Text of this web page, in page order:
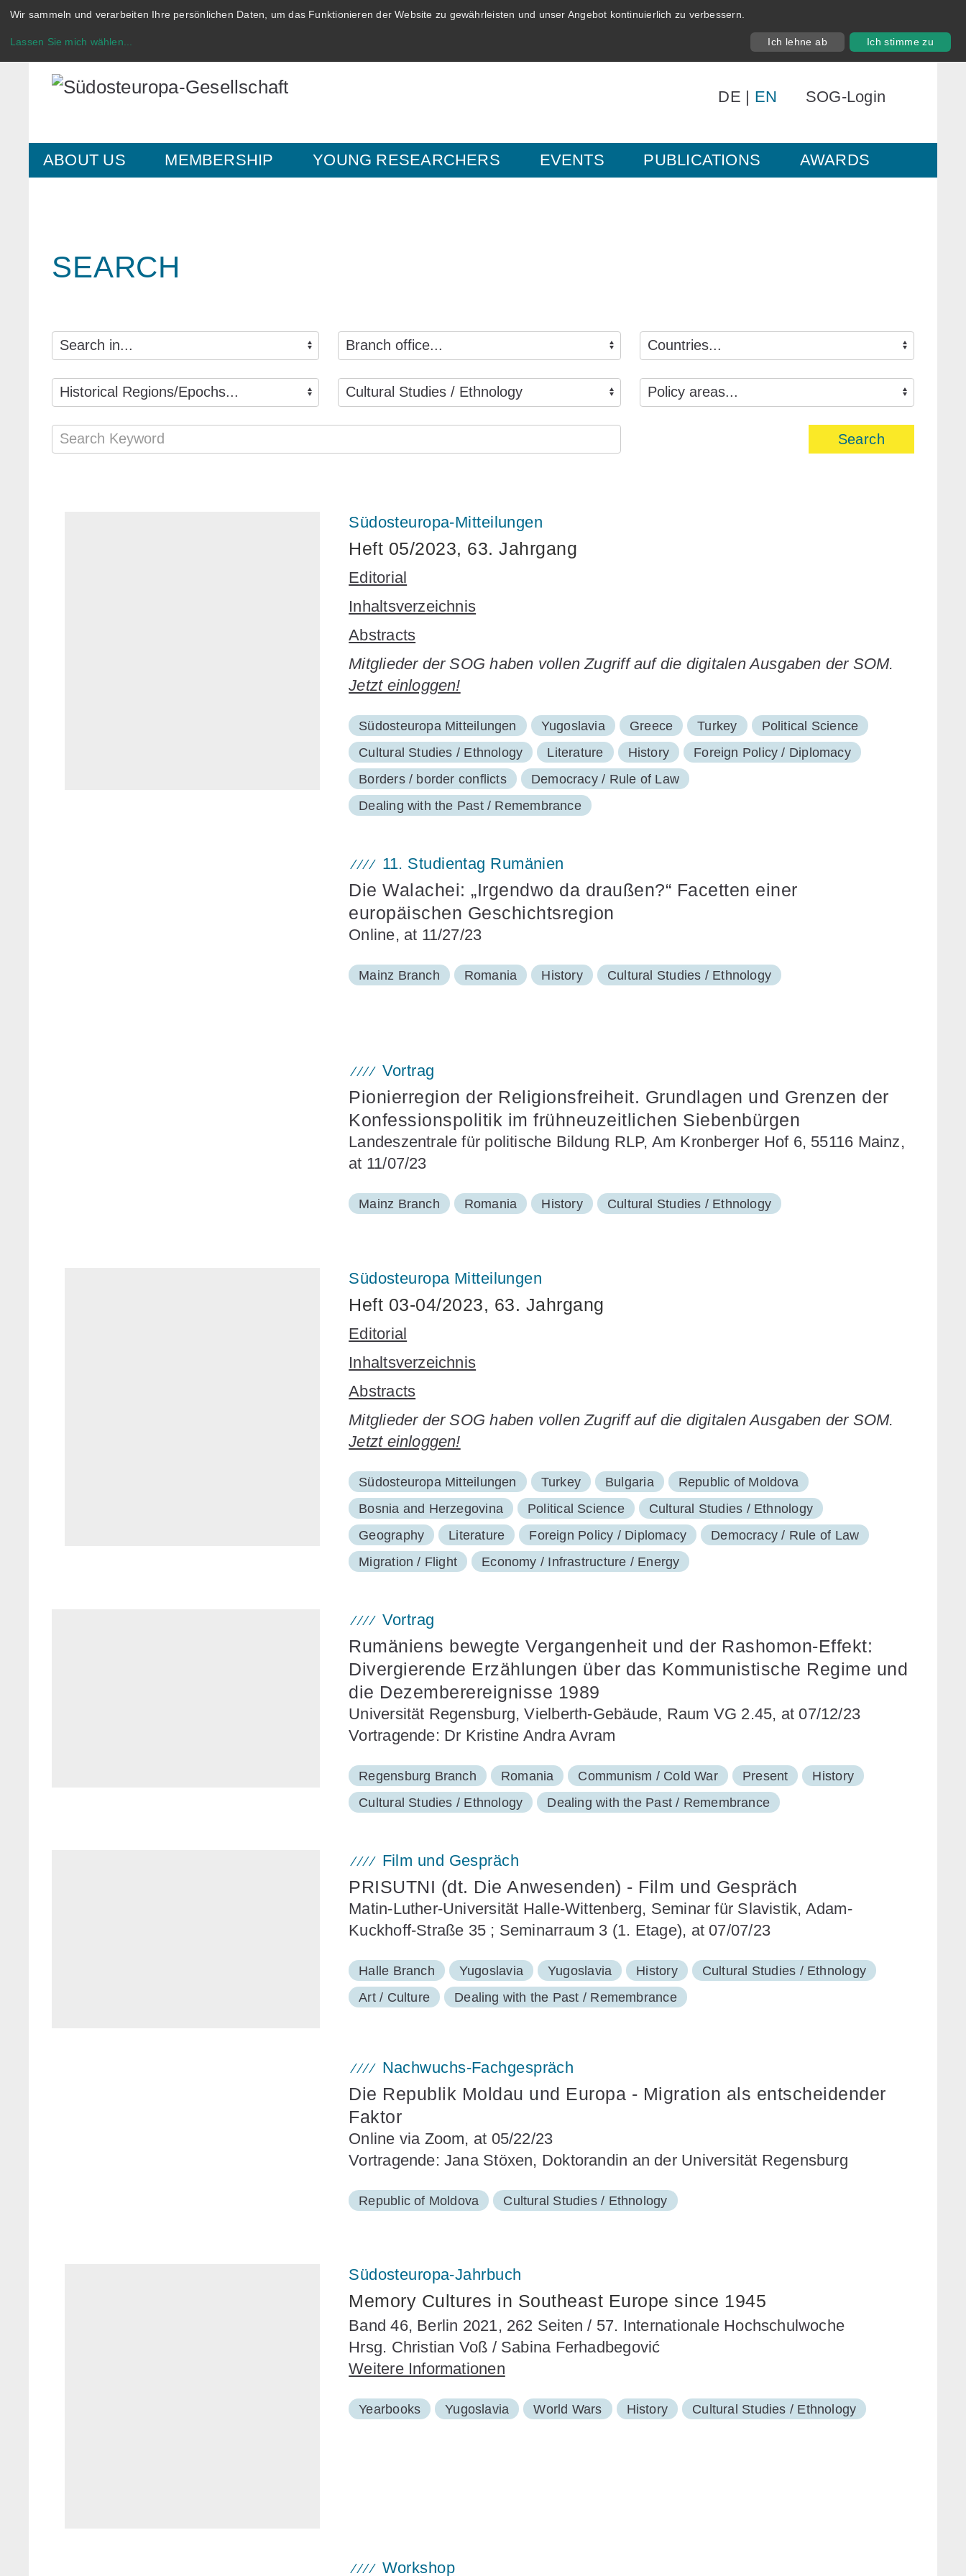
Wir sammeln und verarbeiten Ihre persönlichen Daten, um das Funktionieren der Website zu gewährleisten und unser Angebot kontinuierlich zu verbessern.
Lassen Sie mich wählen... Ich lehne ab Ich stimme zu
DE | EN SOG-Login
ABOUT US MEMBERSHIP YOUNG RESEARCHERS EVENTS PUBLICATIONS AWARDS
SEARCH
Search
Südosteuropa-Mitteilungen
Heft 05/2023, 63. Jahrgang
Editorial
Inhaltsverzeichnis
Abstracts
Mitglieder der SOG haben vollen Zugriff auf die digitalen Ausgaben der SOM.
Jetzt einloggen!
Südosteuropa Mitteilungen Yugoslavia Greece Turkey
Political Science
Cultural Studies / Ethnology
Literature History
Foreign Policy / Diplomacy
Borders / border conflicts
Democracy / Rule of Law
Dealing with the Past / Remembrance
11. Studientag Rumänien
Die Walachei: „Irgendwo da draußen?“ Facetten einer
europäischen Geschichtsregion
Online, at 11/27/23
Mainz Branch Romania History Cultural Studies / Ethnology
Vortrag
Pionierregion der Religionsfreiheit. Grundlagen und Grenzen der
Konfessionspolitik im frühneuzeitlichen Siebenbürgen
Landeszentrale für politische Bildung RLP, Am Kronberger Hof 6, 55116 Mainz,
at 11/07/23
Mainz Branch Romania History Cultural Studies / Ethnology
Südosteuropa Mitteilungen
Heft 03-04/2023, 63. Jahrgang
Editorial
Inhaltsverzeichnis
Abstracts
Mitglieder der SOG haben vollen Zugriff auf die digitalen Ausgaben der SOM.
Jetzt einloggen!
Südosteuropa Mitteilungen Turkey Bulgaria
Republic of Moldova
Bosnia and Herzegovina
Political Science
Cultural Studies / Ethnology
Geography
Literature Foreign Policy / Diplomacy
Democracy / Rule of Law
Migration / Flight
Economy / Infrastructure / Energy
Vortrag
Rumäniens bewegte Vergangenheit und der Rashomon-Effekt:
Divergierende Erzählungen über das Kommunistische Regime und
die Dezemberereignisse 1989
Universität Regensburg, Vielberth-Gebäude, Raum VG 2.45, at 07/12/23
Vortragende: Dr Kristine Andra Avram
Regensburg Branch Romania Communism / Cold War Present
History
Cultural Studies / Ethnology
Dealing with the Past / Remembrance
Film und Gespräch
PRISUTNI (dt. Die Anwesenden) - Film und Gespräch
Matin-Luther-Universität Halle-Wittenberg, Seminar für Slavistik, Adam-
Kuckhoff-Straße 35 ; Seminarraum 3 (1. Etage), at 07/07/23
Halle Branch Yugoslavia Yugoslavia History
Cultural Studies / Ethnology
Art / Culture
Dealing with the Past / Remembrance
Nachwuchs-Fachgespräch
Die Republik Moldau und Europa - Migration als entscheidender
Faktor
Online via Zoom, at 05/22/23
Vortragende: Jana Stöxen, Doktorandin an der Universität Regensburg
Republic of Moldova Cultural Studies / Ethnology
Südosteuropa-Jahrbuch
Memory Cultures in Southeast Europe since 1945
Band 46, Berlin 2021, 262 Seiten / 57. Internationale Hochschulwoche
Hrsg. Christian Voß / Sabina Ferhadbegović
Weitere Informationen
Yearbooks Yugoslavia World Wars History Cultural Studies / Ethnology
Workshop